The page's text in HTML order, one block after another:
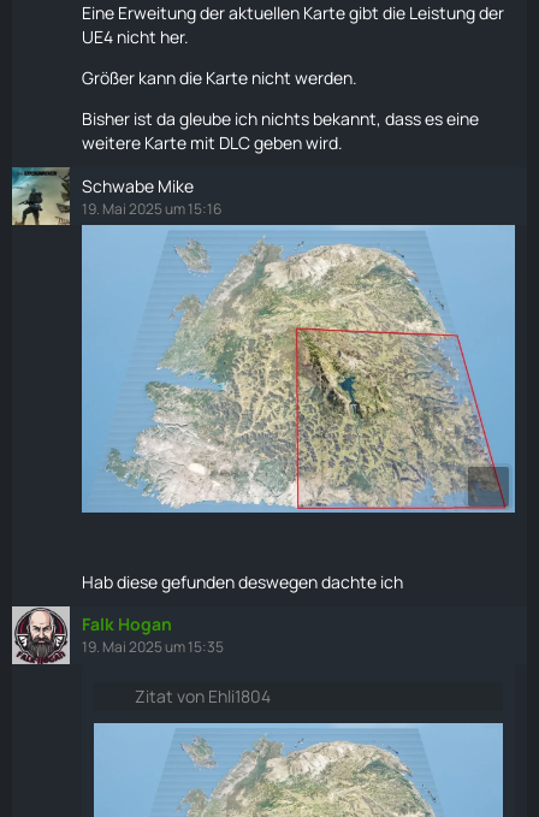
Eine Erweitung der aktuellen Kartegibt die Leistung der
UE4 nicht her.
Größer kann die Karte nicht werden.
Bisher ist da gleube ich nichts bekannt, dass es eine
weitere Karte mit DLC geben wird.
Schwabe Mike
19. Mai 2025 um 15:16
Hab diese gefunden deswegen dachte ich
Falk Hogan
19. Mai 2025 um 15:35
Zitat von Ehli1804